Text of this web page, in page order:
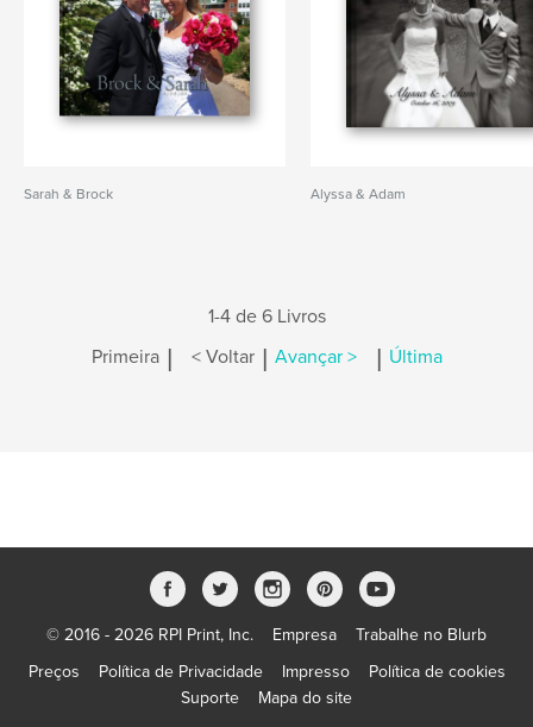
Sarah & Brock Alyssa & Adam
1-4 de 6 Livros
Primeira | < Voltar | Avançar > | Última
© 2016 - 2026 RPI Print, Inc. Empresa
Trabalhe no Blurb
Preços
Política de Privacidade Impresso
Política de cookies
Suporte
Mapa do site